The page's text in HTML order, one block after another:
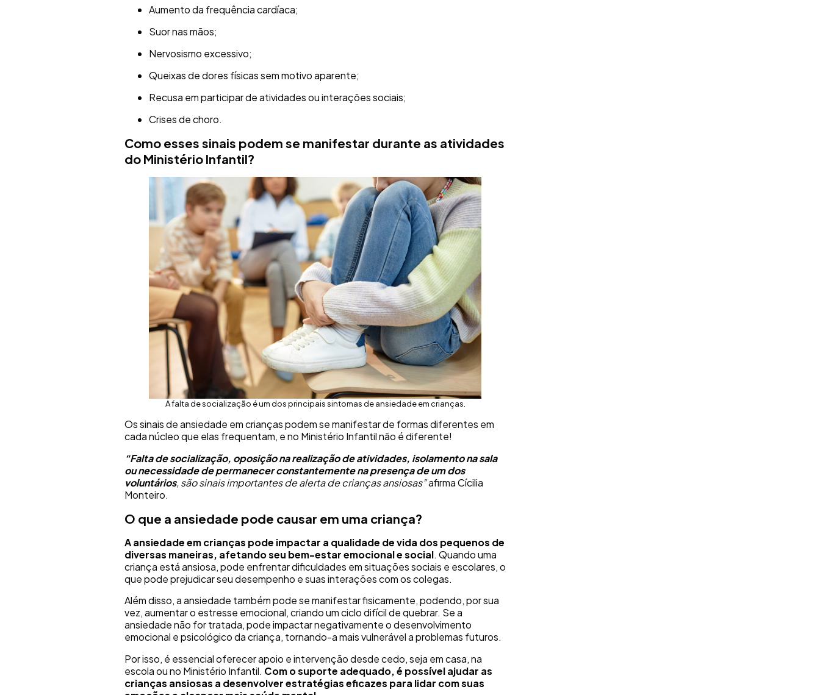
Aumento da frequência cardíaca;
Suor nas mãos;
Nervosismo excessivo;
Queixas de dores físicas sem motivo aparente;
Recusa em participar de atividades ou interações sociais;
Crises de choro.
Como esses sinais podem se manifestar durante as atividades
do Ministério Infantil?
A falta de socialização é um dos principais sintomas de ansiedade em crianças.
Os sinais de ansiedade em crianças podem se manifestar de formas diferentes em
cada núcleo que elas frequentam, e no Ministério Infantil não é diferente!
“Falta de socialização, oposição na realização de atividades, isolamento na sala
ou necessidade de permanecer constantemente na presença de um dos
voluntários, são sinais importantes de alerta de crianças ansiosas”afirma Cícilia
Monteiro.
O que a ansiedade pode causar em uma criança?
Aansiedade em crianças pode impactar a qualidade de vida dos pequenos de
diversas maneiras, afetando seu bem-estar emocional e social. Quando uma
criança está ansiosa, pode enfrentar dificuldades em situações sociais e escolares, o
que pode prejudicar seu desempenho e suas interações com os colegas.
Além disso, a ansiedade também pode se manifestar fisicamente, podendo, por sua
vez, aumentar o estresse emocional, criando um ciclo difícil de quebrar. Se a
ansiedade não for tratada, pode impactar negativamente o desenvolvimento
emocional e psicológico da criança, tornando-a mais vulnerável a problemas futuros.
Por isso, é essencial oferecer apoio e intervenção desde cedo, seja em casa, na
escola ou no Ministério Infantil. Com o suporte adequado, é possível ajudar as
crianças ansiosas a desenvolver estratégias eficazes para lidar com suas